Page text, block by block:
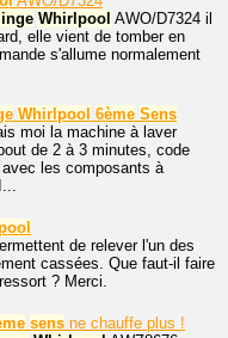
linge Whirlpool AWO/D7324 il
elle vient de tomber en
s'allume normalement
Whirlpool 6ème Sens
moi la machine à laver
de 2 à 3 minutes, code
les composants à
de relever l'un des
cassées. Que faut-il faire
? Merci.
sens ne chauffe plus !